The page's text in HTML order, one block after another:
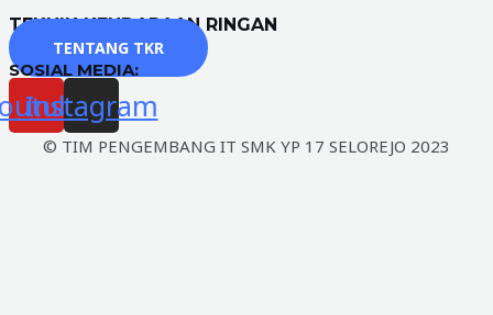
TEKNIK KENDARAAN RINGAN
TENTANG TKR
SOSIAL MEDIA:
Instagram
© TIM PENGEMBANG IT SMK YP 17 SELOREJO 2023